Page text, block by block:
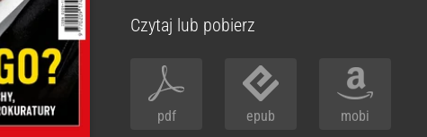
Czytaj lub pobierz
pdf epub mobi